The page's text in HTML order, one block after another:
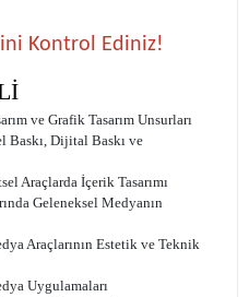
Kontrol Ediniz!
ve Grafik Tasarım Unsurları
Baskı, Dijital Baskı ve
Araçlarda İçerik Tasarımı
Geleneksel Medyanın
Araçlarının Estetik ve Teknik
Uygulamaları